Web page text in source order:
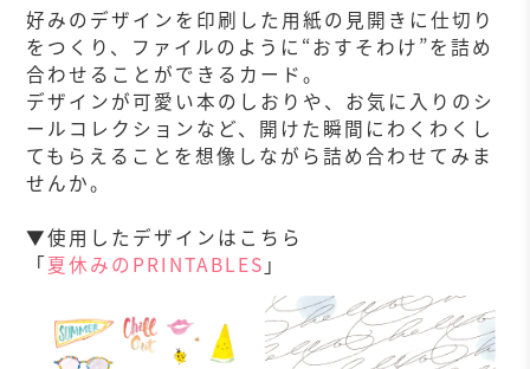
好みのデザインを印刷した用紙の見開きに仕切り
をつくり、ファイルのように“おすそわけ”を詰め
合わせることができるカード。
デザインが可愛い本のしおりや、お気に入りのシ
ールコレクションなど、開けた瞬間にわくわくし
てもらえることを想像しながら詰め合わせてみま
せんか。
▼使用したデザインはこちら
「夏休みのPRINTABLES 」